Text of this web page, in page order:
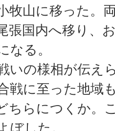
牧山に移った。
張国内へ移り、
なる。
いの様相が伝え
戦に至った地域
ちらにつくか。